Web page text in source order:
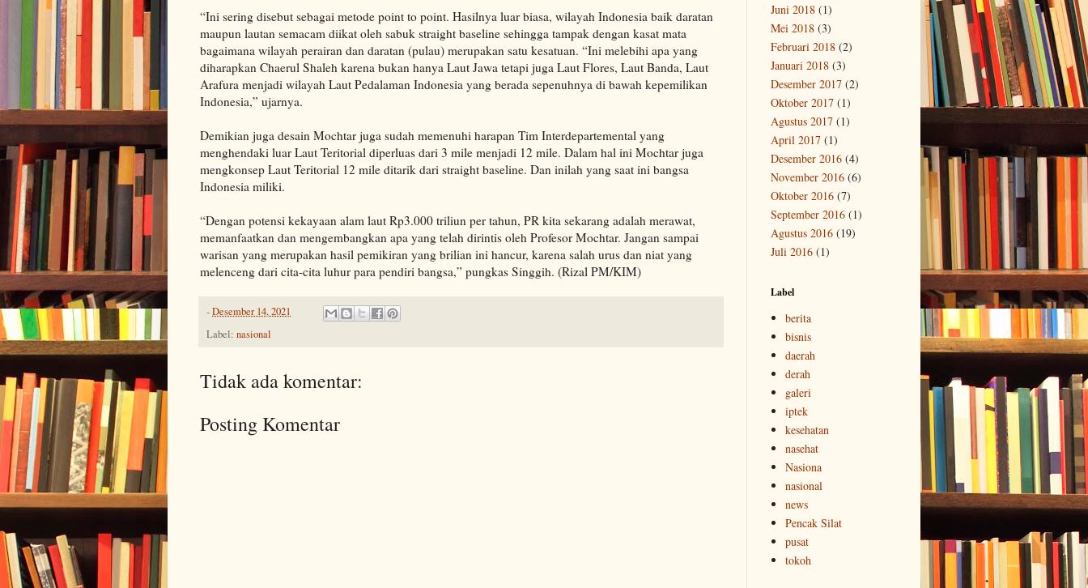
“Ini sering disebut sebagai metode point to point. Hasilnya luar biasa, wilayah Indonesia baik daratan
maupun lautan semacam diikat oleh sabuk straight baseline sehingga tampak dengan kasat mata
bagaimana wilayah perairan dan daratan (pulau) merupakan satu kesatuan. “Ini melebihi apa yang
diharapkan Chaerul Shaleh karena bukan hanya Laut Jawa tetapi juga Laut Flores, Laut Banda, Laut
Arafura menjadi wilayah Laut Pedalaman Indonesia yang berada sepenuhnya di bawah kepemilikan
Indonesia,” ujarnya.
Demikian juga desain Mochtar juga sudah memenuhi harapan Tim Interdepartemental yang
menghendaki luar Laut Teritorial diperluas dari 3 mile menjadi 12 mile. Dalam hal ini Mochtar juga
mengkonsep Laut Teritorial 12 mile ditarik dari straight baseline. Dan inilah yang saat ini bangsa
Indonesia miliki.
“Dengan potensi kekayaan alam laut Rp3.000 triliun per tahun, PR kita sekarang adalah merawat,
memanfaatkan dan mengembangkan apa yang telah dirintis oleh Profesor Mochtar. Jangan sampai
warisan yang merupakan hasil pemikiran yang brilian ini hancur, karena salah urus dan niat yang
melenceng dari cita-cita luhur para pendiri bangsa,” pungkas Singgih. (Rizal PM/KIM)
-Desember 14, 2021
Label: nasional
Tidak ada komentar:
Posting Komentar
Juni 2018 (1)
Mei 2018 (3)
Februari 2018 (2)
Januari 2018 (3)
Desember 2017 (2)
Oktober 2017 (1)
Agustus 2017 (1)
April 2017 (1)
Desember 2016 (4)
November 2016 (6)
Oktober 2016 (7)
September 2016 (1)
Agustus 2016 (19)
Juli 2016 (1)
Label
berita
bisnis
daerah
derah
galeri
iptek
kesehatan
nasehat
Nasiona
nasional
news
Pencak Silat
pusat
tokoh